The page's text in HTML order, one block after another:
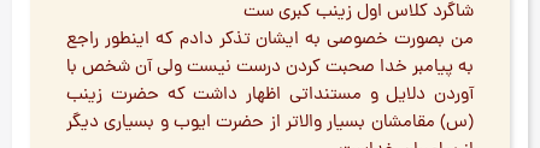
شاگرد کلاس اول زینب کبری ست
من بصورت خصوصی به ایشان تذکر دادم که اینطور راجع
به پیامبر خدا صحبت کردن درست نیست ولی آن شخص با
آوردن دلایل و مستنداتی اظهار داشت که حضرت زینب
(س) مقامشان بسیار والاتر از حضرت ایوب و بسیاری دیگر